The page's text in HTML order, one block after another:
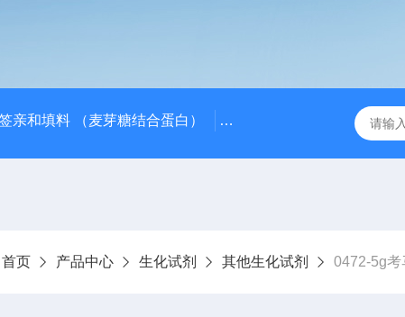
亲和填料 （麦芽糖结合蛋白） 500bp DNA Marker
首页 产品中心 生化试剂 其他生化试剂 0472-5g